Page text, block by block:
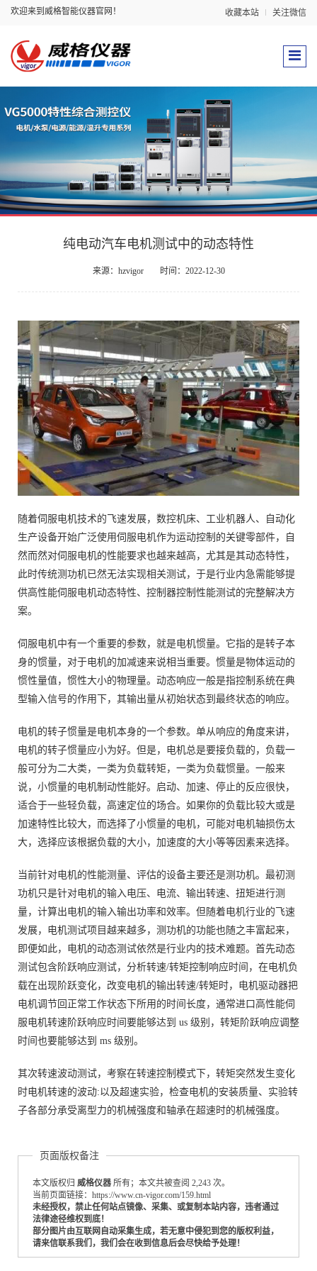
欢迎来到威格智能仪器官网！ 收藏本站 关注微信
纯电动汽车电机测试中的动态特性
来源：hzvigor 时间：2022-12-30
随着伺服电机技术的飞速发展，数控机床、工业机器人、自动化
生产设备开始广泛使用伺服电机作为运动控制的关键零部件，自
然而然对伺服电机的性能要求也越来越高，尤其是其动态特性，
此时传统测功机已然无法实现相关测试，于是行业内急需能够提
供高性能伺服电机动态特性、控制器控制性能测试的完整解决方
案。
伺服电机中有一个重要的参数，就是电机惯量。它指的是转子本
身的惯量，对于电机的加减速来说相当重要。惯量是物体运动的
惯性量值，惯性大小的物理量。动态响应一般是指控制系统在典
型输入信号的作用下，其输出量从初始状态到最终状态的响应。
电机的转子惯量是电机本身的一个参数。单从响应的角度来讲，
电机的转子惯量应小为好。但是，电机总是要接负载的，负载一
般可分为二大类，一类为负载转矩，一类为负载惯量。一般来
说，小惯量的电机制动性能好。启动、加速、停止的反应很快，
适合于一些轻负载，高速定位的场合。如果你的负载比较大或是
加速特性比较大，而选择了小惯量的电机，可能对电机轴损伤太
大，选择应该根据负载的大小，加速度的大小等等因素来选择。
当前针对电机的性能测量、评估的设备主要还是测功机。最初测
功机只是针对电机的输入电压、电流、输出转速、扭矩进行测
量，计算出电机的输入输出功率和效率。但随着电机行业的飞速
发展，电机测试项目越来越多，测功机的功能也随之丰富起来，
即便如此，电机的动态测试依然是行业内的技术难题。首先动态
测试包含阶跃响应测试，分析转速/转矩控制响应时间，在电机负
载在出现阶跃变化，改变电机的输出转速/转矩时，电机驱动器把
电机调节回正常工作状态下所用的时间长度，通常进口高性能伺
服电机转速阶跃响应时间要能够达到 us 级别，转矩阶跃响应调整
时间也要能够达到 ms 级别。
其次转速波动测试，考察在转速控制模式下，转矩突然发生变化
时电机转速的波动:以及超速实验，检查电机的安装质量、实验转
子各部分承受离型力的机械强度和轴承在超速时的机械强度。
页面版权备注
本文版权归 威格仪器 所有；本文共被查阅 2,243 次。
当前页面链接：https://www.cn-vigor.com/159.html
未经授权，禁止任何站点镜像、采集、或复制本站内容，违者通过
法律途径维权到底！
部分图片由互联网自动采集生成，若无意中侵犯到您的版权利益，
请来信联系我们，我们会在收到信息后会尽快给予处理！